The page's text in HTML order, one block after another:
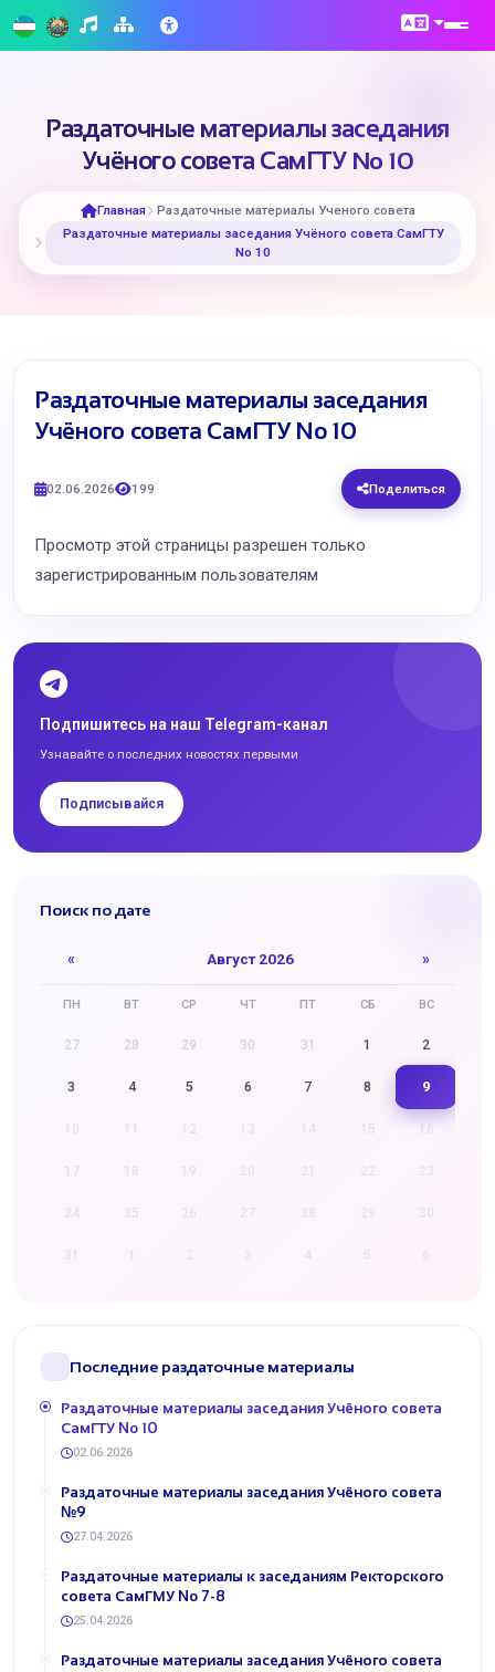
Раздаточные материалы заседания
Учёного совета СамГТУ No 10
Главная
Раздаточные материалы Ученого совета
Раздаточные материалы заседания Учёного совета СамГТУ
No 10
Раздаточные материалы заседания
Учёного совета СамГТУ No 10
02.06.2026 199 Поделиться
Просмотр этой страницы разрешен только
зарегистрированным пользователям
Подпишитесь на наш Telegram-канал
Узнавайте о последних новостях первыми
Подписывайся
Поиск по дате
« Август 2026 »
ПН ВТ СР ЧТ ПТ СБ ВС
27 28 29 30 31 1 2
3 4 5 6 7 8 9
16
22 23
29 30
4 5 6
Последние раздаточные материалы
Раздаточные материалы заседания Учёного совета
СамГТУ No 10
02.06.2026
Раздаточные материалы заседания Учёного совета
№9
27.04.2026
Раздаточные материалы к заседаниям Ректорского
совета СамГМУ No 7-8
25.04.2026
Раздаточные материалы заседания Учёного совета